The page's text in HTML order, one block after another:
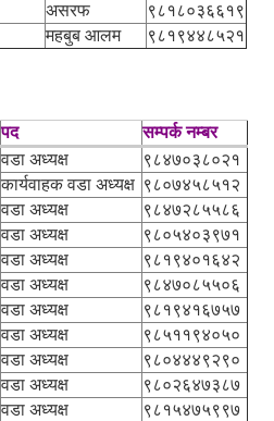
असरफ
९८१८०३६६१९
महबुब आलम ९८१९४४८५२१
पद
सम्पर्क नम्बर
वडा अध्यक्ष
९८४७०३८०२१
कार्यवाहक वडा अध्यक्ष ९८०७४५८५१२
वडा अध्यक्ष
९८४७२८५५८६
वडा अध्यक्ष
९८०५४०३९७१
वडा अध्यक्ष
९८१९४०१६४२
वडा अध्यक्ष
९८४७०८५५०६
वडा अध्यक्ष
९८१९४१६७५७
वडा अध्यक्ष
९८५११९४०५०
वडा अध्यक्ष
९८०४४४९२९०
वडा अध्यक्ष
९८०२६४७३८७
वडा अध्यक्ष ९८१५४७५९९७